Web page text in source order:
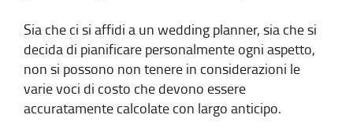
Sia che ci si affidi a un wedding planner, sia che si
decida di pianificare personalmente ogni aspetto,
non si possono non tenere in considerazioni le
varie voci di costo che devono essere
accuratamente calcolate con largo anticipo.